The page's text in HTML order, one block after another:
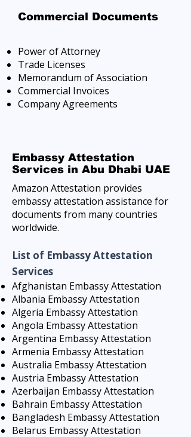
Commercial Documents
Power of Attorney
Trade Licenses
Memorandum of Association
Commercial Invoices
Company Agreements
Embassy Attestation
Services in Abu Dhabi UAE
Amazon Attestation provides
embassy attestation assistance for
documents from many countries
worldwide.
List of Embassy Attestation
Services
Afghanistan Embassy Attestation
Albania Embassy Attestation
Algeria Embassy Attestation
Angola Embassy Attestation
Argentina Embassy Attestation
Armenia Embassy Attestation
Australia Embassy Attestation
Austria Embassy Attestation
Azerbaijan Embassy Attestation
Bahrain Embassy Attestation
Bangladesh Embassy Attestation
Belarus Embassy Attestation